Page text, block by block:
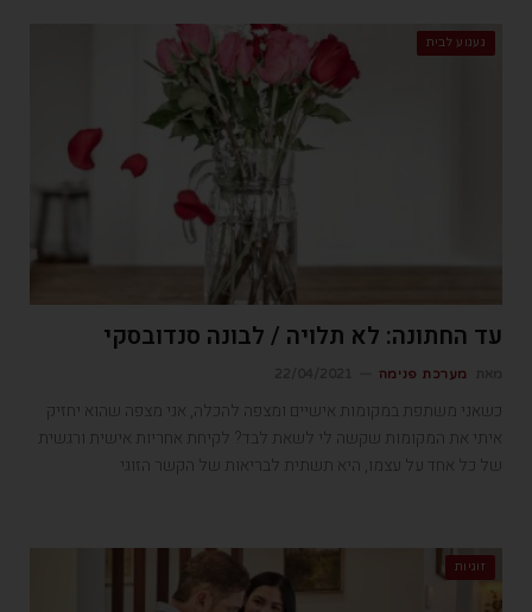
געגוע לבית
עד החתונה: לא תלויה / לבונה סנדובסקי
מערכת פנימה
כשאני משתפת במקומות אישיים ומצפה להכלה, אני מצפה שהוא יחזיק
איתי את המקומות שקשה לי לשאת לבד? לקיחת אחריות אישית ורגשית
של כל אחד על עצמו, היא תשתית לבריאות של הקשר הזוגי
זוגיות